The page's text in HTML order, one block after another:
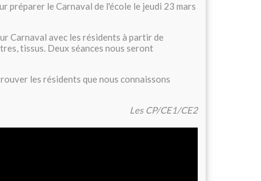
préparer le Carnaval de l'école le jeudi 23 mars
Carnaval avec les résidents à partir de
tissus. Deux séances nous seront
les résidents que nous connaissons
Les CP/CE1/CE2